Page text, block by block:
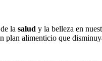
la salud y la belleza en
plan alimenticio que